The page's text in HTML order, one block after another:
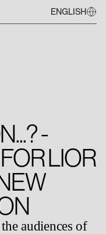
ENGLISH
-
LIOR
audiences of